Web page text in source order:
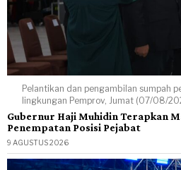
Pelantikan dan pengambilan sumpah
lingkungan Pemprov, Jumat (07/08/
Gubernur Haji Muhidin Terapkan
Penempatan Posisi Pejabat
9 AGUSTUS 2026